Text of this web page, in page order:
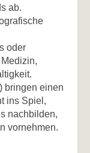
ab.
oder
bringen einen
ins Spiel,
nachbilden,
vornehmen.